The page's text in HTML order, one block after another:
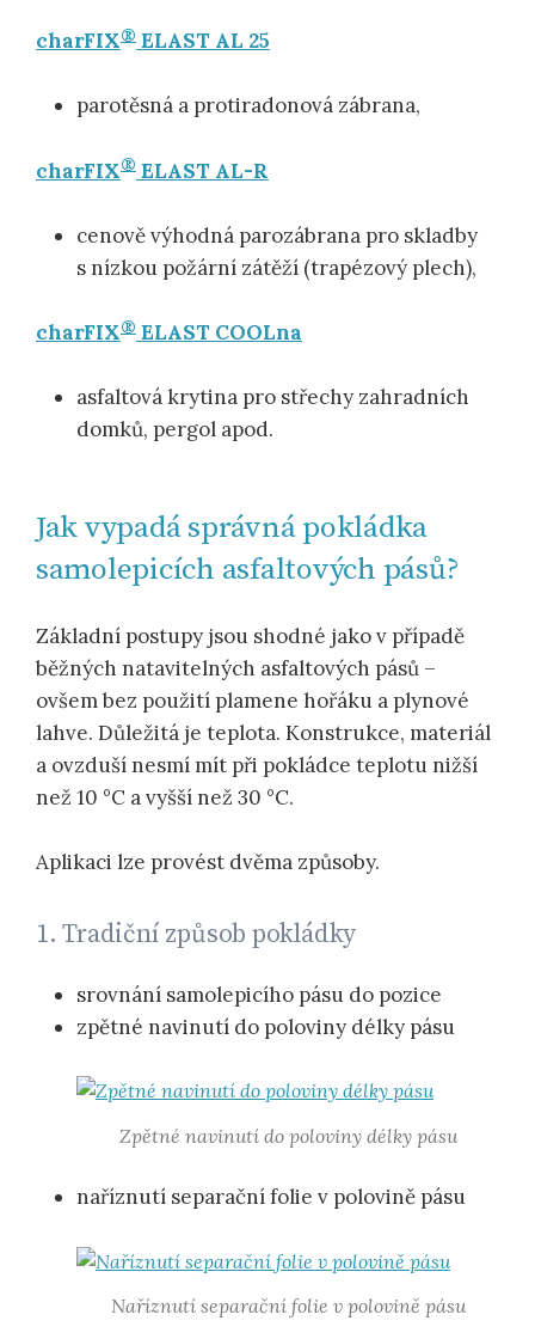
charFIX® ELAST AL 25
parotěsná a protiradonová zábrana,
charFIX® ELAST AL-R
cenově výhodná parozábrana pro skladby
s nízkou požární zátěží (trapézový plech),
charFIX® ELAST COOLna
asfaltová krytina pro střechy zahradních
domků, pergol apod.
Jak vypadá správná pokládka
samolepicích asfaltových pásů?
Základní postupy jsou shodné jako v případě
běžných natavitelných asfaltových pásů –
ovšem bez použití plamene hořáku a plynové
lahve. Důležitá je teplota. Konstrukce, materiál
a ovzduší nesmí mít při pokládce teplotu nižší
než 10 °C a vyšší než 30 °C.
Aplikaci lze provést dvěma způsoby.
1. Tradiční způsob pokládky
srovnání samolepicího pásu do pozice
zpětné navinutí do poloviny délky pásu
Zpětné navinutí do poloviny délky pásu
naříznutí separační folie v polovině pásu
Naříznutí separační folie v polovině pásu